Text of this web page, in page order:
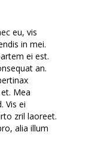
eu, vis
in mei.
ei est.
an.
Mea
Vis ei
zril laoreet.
alia illum